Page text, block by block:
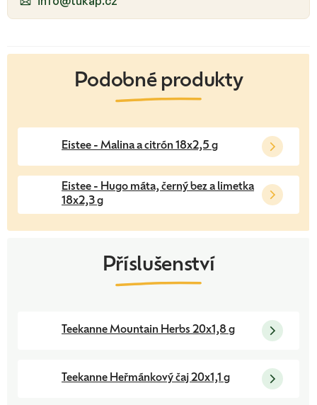
Teekanne Mountain Herbs 20x1,8 g
Teekanne Heřmánkový čaj 20x1,1 g
Eistee - Malina a citrón 18x2,5 g
Eistee - Hugo máta, černý bez a limetka
18x2,3 g